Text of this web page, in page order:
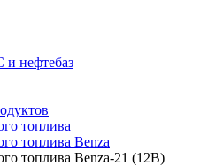
и нефтебаз
топлива
топлива Benza
топлива Benza-21 (12В)